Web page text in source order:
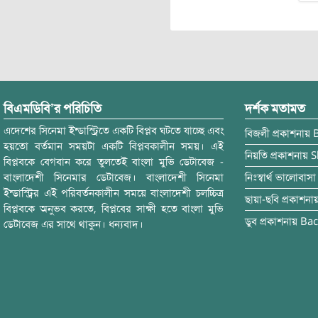
বিএমডিবি’র পরিচিতি
এদেশের সিনেমা ইন্ডাস্ট্রিতে একটি বিপ্লব ঘটতে যাচ্ছে এবং
হয়তো বর্তমান সময়টা একটি বিপ্লবকালীন সময়। এই
বিপ্লবকে বেগবান করে তুলতেই বাংলা মুভি ডেটাবেজ -
বাংলাদেশী সিনেমার ডেটাবেজ। বাংলাদেশী সিনেমা
ইন্ডাস্ট্রির এই পরিবর্তনকালীন সময়ে বাংলাদেশী চলচ্চিত্র
বিপ্লবকে অনুভব করতে, বিপ্লবের সাক্ষী হতে বাংলা মুভি
ডেটাবেজ এর সাথে থাকুন। ধন্যবাদ।
দর্শক মতামত
বিজলী প্রকাশনায়
নিয়তি প্রকাশনায়
নিঃস্বার্থ ভালোবাসা
ছায়া-ছবি
ডুব প্রকাশনায়